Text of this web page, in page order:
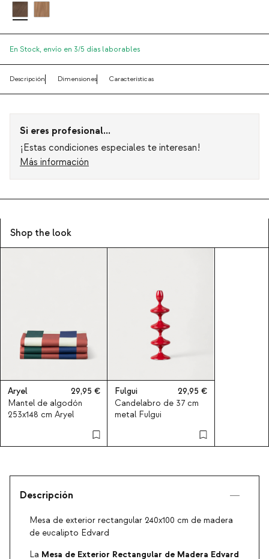
En Stock, envío en 3/5 días laborables
Descripción Dimensiones Características
Si eres profesional...
¡Estas condiciones especiales te interesan!
Más información
Shop the look
Aryel
29,95
Mantel de algodón
253x148 cm Aryel
Fulgui
29,95
Candelabro de 37 cm
metal Fulgui
Descripción
Mesa de exterior rectangular 240x100 cm de madera
de eucalipto Edvard
La Mesa de Exterior Rectangular de Madera Edvard